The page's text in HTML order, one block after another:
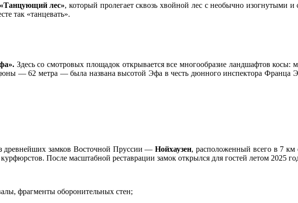
лес», который пролегает сквозь хвойной лес с необычно изогнутыми
так «танцевать».
Здесь со смотровых площадок открывается все многообразие ландшафтов
— 62 метра — была названа высотой Эфа в честь дюнного инспектора Франца
древнейших замков Восточной Пруссии —Нойхаузен, расположенный всего в 7
После масштабной реставрации замок открылся для гостей летом 2025
фрагменты оборонительных стен;